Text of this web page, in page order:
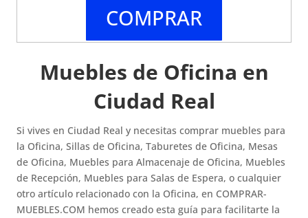
COMPRAR
Muebles de Oficina en
Ciudad Real
Si vives en Ciudad Real y necesitas comprar muebles para
la Oficina, Sillas de Oficina, Taburetes de Oficina, Mesas
de Oficina, Muebles para Almacenaje de Oficina, Muebles
de Recepción, Muebles para Salas de Espera, o cualquier
otro artículo relacionado con la Oficina, en COMPRAR-
MUEBLES.COM hemos creado esta guía para facilitarte la